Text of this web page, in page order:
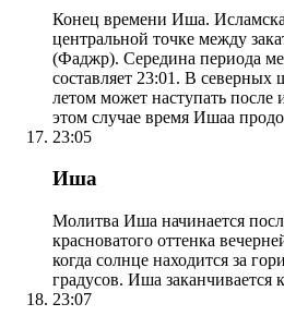
Конец времени Иша.
центральной точке между
(Фаджр). Середина периода
составляет 23:01. В
летом может наступать
этом случае время Ишаа
23:05
Иша
Молитва Иша начинается
красноватого оттенка
когда солнце находится за
градусов. Иша заканчивается
23:07